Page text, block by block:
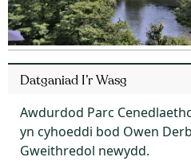
Datganiad I’r Wasg
Awdurdod Parc
yn cyhoeddi bod Owen
Gweithredol newydd.